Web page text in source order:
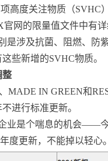
高度关注物质（SVHC
网的限量值文件中有详
是涉及抗菌、阻燃、防
些新增的SVHC物质。
整
MADE IN GREEN和
进行标准更新。
业是个喘息的机会——
度更新，不能掉以轻心。